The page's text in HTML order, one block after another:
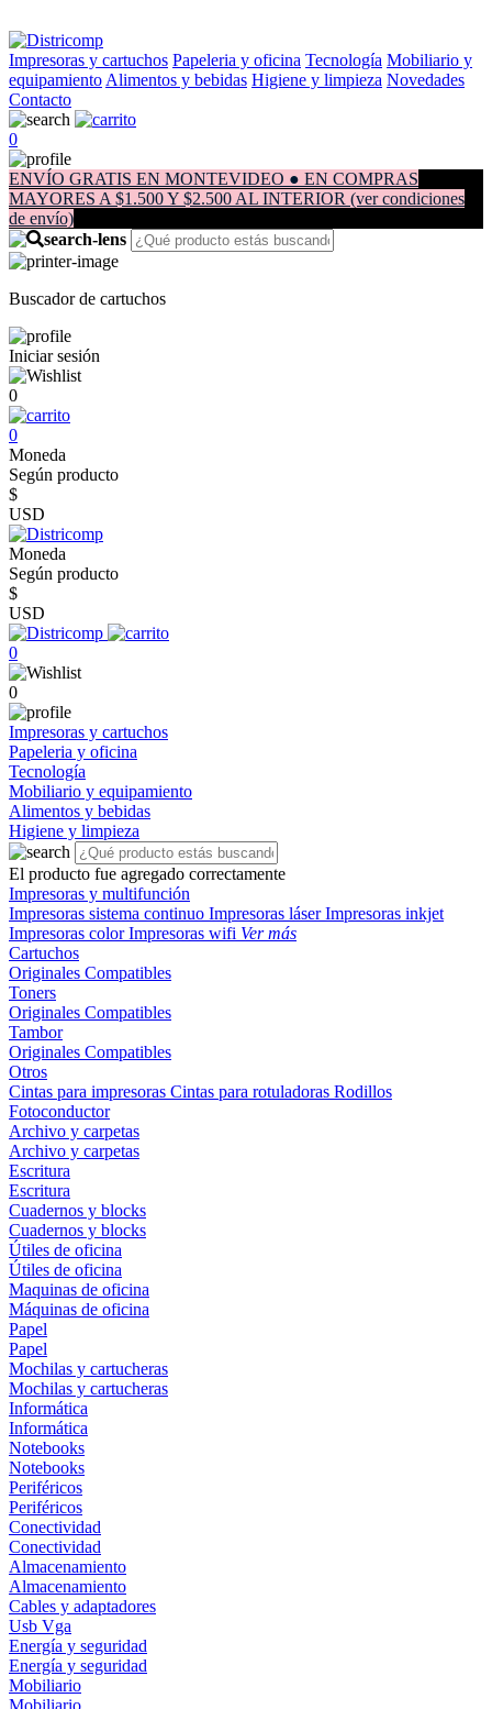
Impresoras y cartuchos Papeleria y oficina Tecnología Mobiliario y
equipamiento Alimentos y bebidas Higiene y limpieza Novedades
Contacto
0
ENVÍO GRATIS EN MONTEVIDEO ● EN COMPRAS
MAYORES A $1.500 Y $2.500 AL INTERIOR (ver condiciones
de envío)
Buscador de cartuchos
Iniciar sesión
0
0
Moneda
Según producto
$
USD
Moneda
Según producto
$
USD
0
0
Impresoras y cartuchos
Papeleria y oficina
Tecnología
Mobiliario y equipamiento
Alimentos y bebidas
Higiene y limpieza
El producto fue agregado correctamente
Impresoras y multifunción
Impresoras sistema continuo Impresoras láserImpresoras inkjet
Impresoras colorImpresoras wifi Ver más
Cartuchos
Originales Compatibles
Toners
Originales Compatibles
Tambor
Originales Compatibles
Otros
Cintas para impresoras Cintas para rotuladoras Rodillos
Fotoconductor
Archivo y carpetas
Archivo y carpetas
Escritura
Escritura
Cuadernos y blocks
Cuadernos y blocks
Útiles de oficina
Útiles de oficina
Maquinas de oficina
Máquinas de oficina
Papel
Papel
Mochilas y cartucheras
Mochilas y cartucheras
Informática
Informática
Notebooks
Notebooks
Periféricos
Periféricos
Conectividad
Conectividad
Almacenamiento
Almacenamiento
Cables y adaptadores
Usb Vga
Energía y seguridad
Energía y seguridad
Mobiliario
Mobiliario